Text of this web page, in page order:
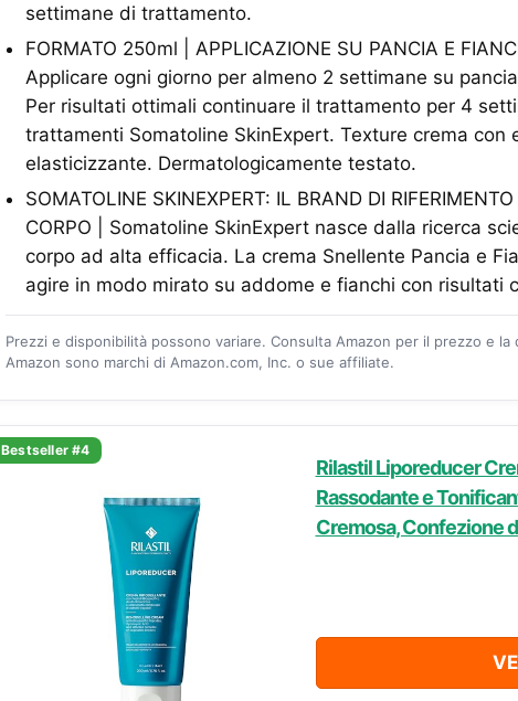
settimane di trattamento.
FORMATO 250ml | APPLICAZIONE SU PANCIA E
Applicare ogni giorno per almeno 2 settimane su
Per risultati ottimali continuare il trattamento per 4
trattamenti Somatoline SkinExpert. Texture crema con
elasticizzante. Dermatologicamente testato.
SOMATOLINE SKINEXPERT: IL BRAND DI
CORPO | Somatoline SkinExpert nasce dalla ricerca
corpo ad alta efficacia. La crema Snellente Pancia e
agire in modo mirato su addome e fianchi con risultati
Prezzi e disponibilità possono variare. Consulta Amazon per il prezzo e
Amazon sono marchi di Amazon.com, Inc. o sue affiliate.
Bestseller #4
Rilastil Liporeducer
Rassodante e
Cremosa, Confezione